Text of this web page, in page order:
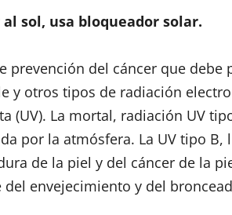
sol, usa bloqueador solar.
prevención del cáncer que debe
y otros tipos de radiación
(UV). La mortal, radiación UV
por la atmósfera. La UV tipo B,
de la piel y del cáncer de la
del envejecimiento y del